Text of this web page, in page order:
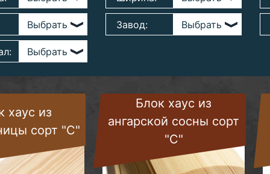
Завод:
хаус из
сорт "C"
Блок хаус из
ангарской сосны сорт
"C"